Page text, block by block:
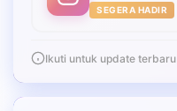
SEGERA HADIR
Ikuti untuk update terbaru